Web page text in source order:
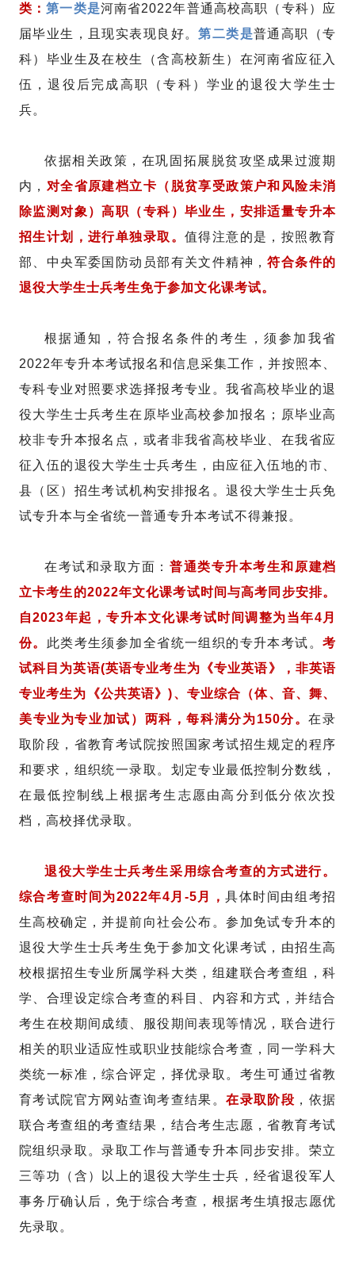
类：第一类是河南省2022年普通高校高职（专科）应
届毕业生，且现实表现良好。第二类是普通高职（专
科）毕业生及在校生（含高校新生）在河南省应征入
伍，退役后完成高职（专科）学业的退役大学生士
兵。
依据相关政策，在巩固拓展脱贫攻坚成果过渡期
内， 对全省原建档立卡（脱贫享受政策户和风险未消
除监测对象）高职（专科）毕业生，安排适量专升本
招生计划，进行单独录取。 值得注意的是，按照教育
部、中央军委国防动员部有关文件精神，符合条件的
退役大学生士兵考生免于参加文化课考试。
根据通知，符合报名条件的考生，须参加我省
2022年专升本考试报名和信息采集工作，并按照本、
专科专业对照要求选择报考专业。我省高校毕业的退
役大学生士兵考生在原毕业高校参加报名；原毕业高
校非专升本报名点，或者非我省高校毕业、在我省应
征入伍的退役大学生士兵考生，由应征入伍地的市、
县（区）招生考试机构安排报名。退役大学生士兵免
试专升本与全省统一普通专升本考试不得兼报。
在考试和录取方面： 普通类专升本考生和原建档
立卡考生的2022年文化课考试时间与高考同步安排。
自2023年起，专升本文化课考试时间调整为当年4月
份。 此类考生须参加全省统一组织的专升本考试。考
试科目为英语(英语专业考生为《专业英语》，非英语
专业考生为《公共英语》)、专业综合（体、音、舞、
美专业为专业加试）两科，每科满分为150分。在录
取阶段，省教育考试院按照国家考试招生规定的程序
和要求，组织统一录取。划定专业最低控制分数线，
在最低控制线上根据考生志愿由高分到低分依次投
档，高校择优录取。
退役大学生士兵考生采用综合考查的方式进行。
综合考查时间为2022年4月-5月，具体时间由组考招
生高校确定，并提前向社会公布。参加免试专升本的
退役大学生士兵考生免于参加文化课考试，由招生高
校根据招生专业所属学科大类，组建联合考查组，科
学、合理设定综合考查的科目、内容和方式，并结合
考生在校期间成绩、服役期间表现等情况，联合进行
相关的职业适应性或职业技能综合考查，同一学科大
类统一标准，综合评定，择优录取。考生可通过省教
育考试院官方网站查询考查结果。在录取阶段 ，依据
联合考查组的考查结果，结合考生志愿，省教育考试
院组织录取。录取工作与普通专升本同步安排。荣立
三等功（含）以上的退役大学生士兵，经省退役军人
事务厅确认后，免于综合考查，根据考生填报志愿优
先录取。